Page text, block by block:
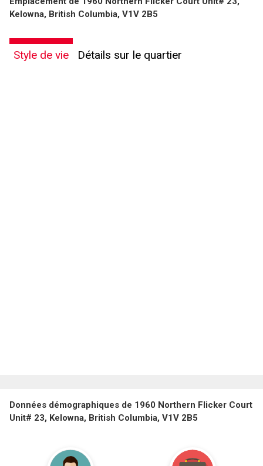
Kelowna, British Columbia, V1V 2B5
Style de vie Détails sur le quartier
Données démographiques de 1960 Northern Flicker Court
Unit# 23, Kelowna, British Columbia, V1V 2B5